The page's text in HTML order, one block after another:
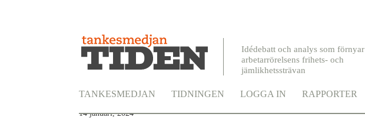
Idédebatt och analys som förnyar
arbetarrörelsens frihets- och
jämlikhetssträvan
TANKESMEDJAN TIDNINGEN LOGGA IN RAPPORTER
Uppdrag: Stoppa stölden från folket
14 januari, 2024